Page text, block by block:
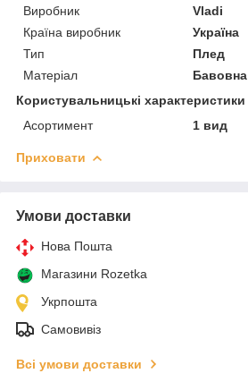
Виробник
Vladi
Країна виробник
Україна
Тип
Плед
Матеріал
Бавовна
Користувальницькі характеристики
Асортимент
1 вид
Приховати
Умови доставки
Нова Пошта
Магазини Rozetka
Укрпошта
Самовивіз
Всі умови доставки